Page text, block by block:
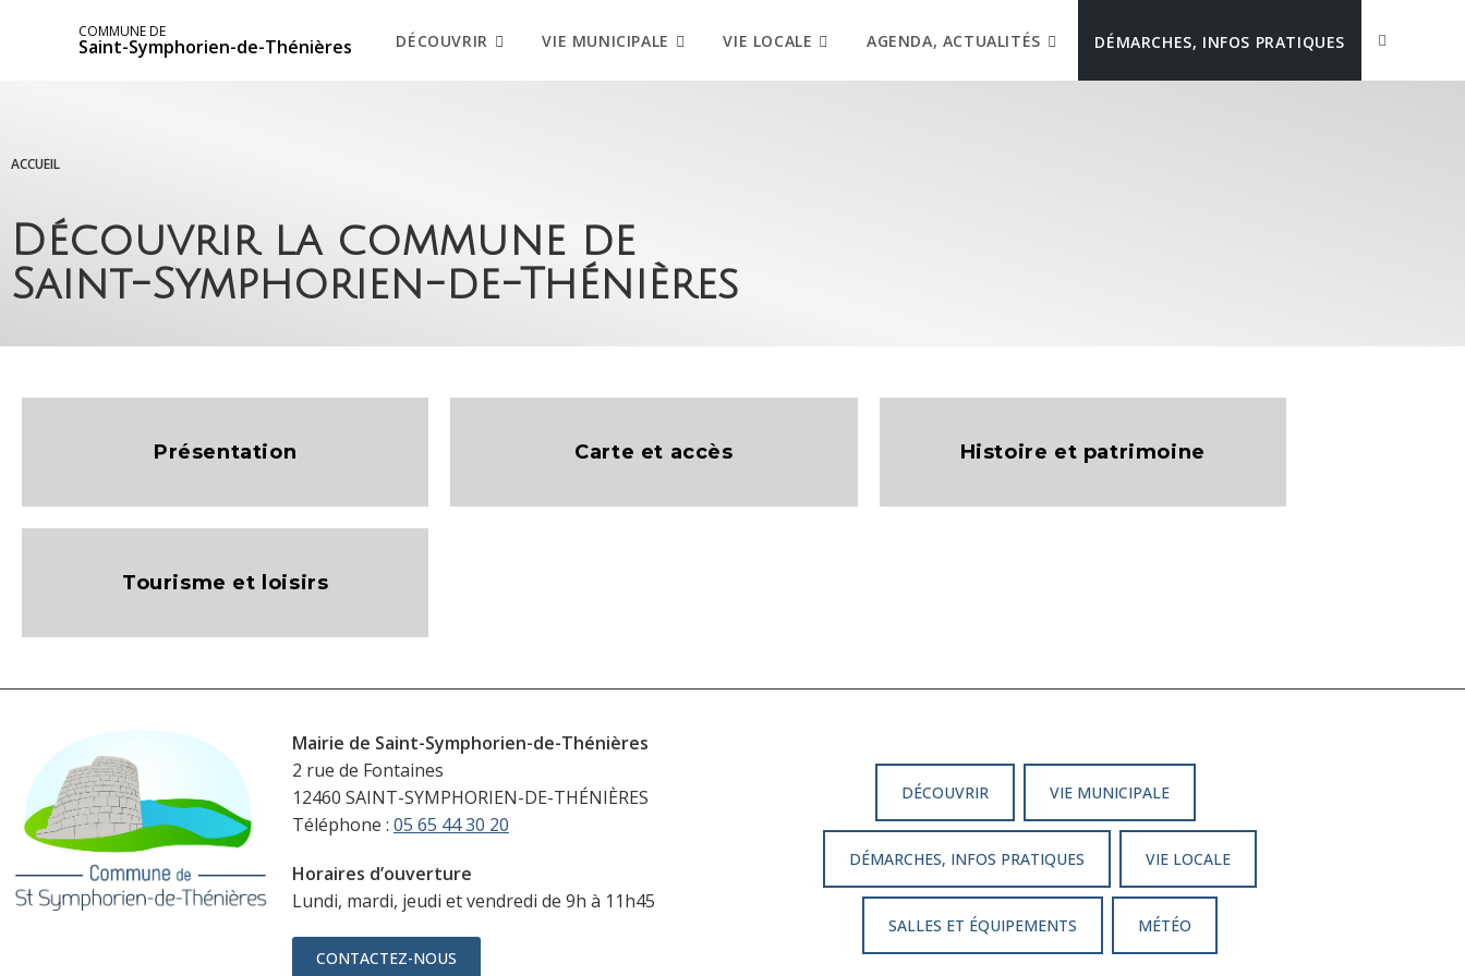
COMMUNE DE
Saint-Symphorien-de-Thénières DÉCOUVRIR VIE MUNICIPALE VIE LOCALE AGENDA, ACTUALITÉS DÉMARCHES, INFOS PRATIQUES
ACCUEIL
Découvrir la commune de
Saint-Symphorien-de-Thénières
Présentation Carte et accès Histoire et patrimoine
Tourisme et loisirs
Mairie de Saint-Symphorien-de-Thénières
2 rue de Fontaines
12460 SAINT-SYMPHORIEN-DE-THÉNIÈRES
Téléphone : 05 65 44 30 20
Horaires d’ouverture
Lundi, mardi, jeudi et vendredi de 9h à 11h45
CONTACTEZ-NOUS
DÉCOUVRIR VIE MUNICIPALE
DÉMARCHES, INFOS PRATIQUES VIE LOCALE
SALLES ET ÉQUIPEMENTS MÉTÉO